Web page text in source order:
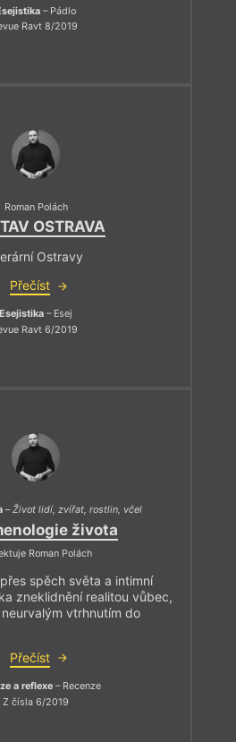
– Pádlo
Ravt 8/2019
Roman Polách
OSTRAVA
Ostravy
Přečíst
Esejistika – Esej
Ravt 6/2019
–Život lidí, zvířat, rostlin, včel
života
Roman Polách
spěch světa a intimní
zneklidnění realitou vůbec,
vtrhnutím do
Přečíst
a reflexe– Recenze
Z čísla 6/2019